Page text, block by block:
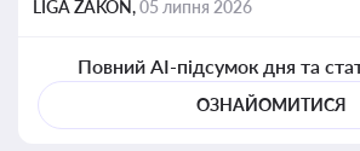
LIGA ZAKON,05 липня 2026
Повний AI-підсумок дня та
ОЗНАЙОМИТИСЯ